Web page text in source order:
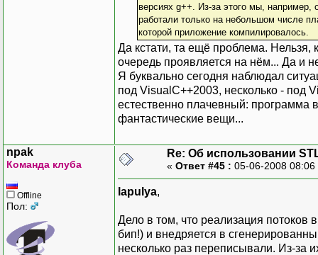
версиях g++. Из-за этого мы,
работали только на небольшом числе
которой приложение компилировалось.
Да кстати, та ещё проблема. Нельзя,
очередь проявляется на нём... Да и
Я буквально сегодня наблюдал
под VisualC++2003, несколько - под
естественно плачевный: программа
фантастические вещи...
npak
Команда клуба
Offline
Пол:
Re: Об использовании
« Ответ #45 : 05-06-2008
lapulya,
Дело в том, что реализация
бип!) и внедряется в
несколько раз переписывали. Из-за